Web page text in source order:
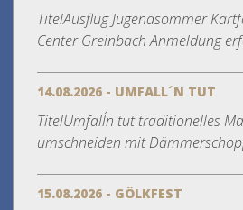
TitelAusflug Jugendsommer
Center Greinbach Anmeldung
14.08.2026 - UMFALL´N TUT
TitelUmfall´n tut traditionelles
umschneiden mit
15.08.2026 - GÖLKFEST